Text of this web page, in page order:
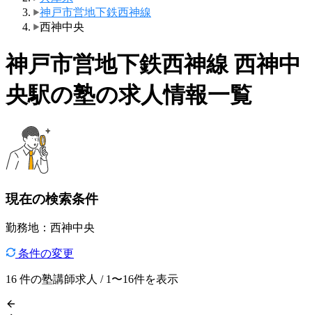
神戸市営地下鉄西神線
西神中央
神戸市営地下鉄西神線 西神中
央駅の塾の求人情報一覧
現在の検索条件
勤務地：西神中央
条件の変更
16 件の塾講師求人 / 1〜16件を表示